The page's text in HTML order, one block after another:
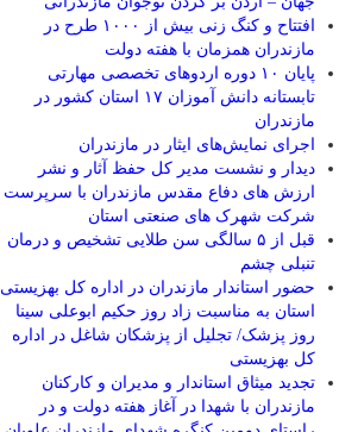
افتتاح و کنگ زنی بیش از ۱۰۰۰ طرح در
مازندران همزمان با هفته دولت
پایان ۱۰ دوره اردوهای تخصصی مهارتی
تابستانه دانش آموزان ۱۷ استان کشور در
مازندران
اجرای نمایش‌های ایثار در مازندران
دیدار و نشست مدیر کل حفظ آثار و نشر
ارزش های دفاع مقدس مازندران با سرپرست
شرکت شهرک های صنعتی استان
قبل از ۵ سالگی سن طلایی تشخیص و درمان
تنبلی چشم
حضور استاندار مازندران در اداره کل بهزیستی
استان به مناسبت زاد روز حکیم ابوعلی سینا
روز پزشک/ تجلیل از پزشکان شاغل در اداره
کل بهزیستی
تجدید میثاق استاندار و مدیران و کارکنان
مازندران با شهدا در آغاز هفته دولت و در